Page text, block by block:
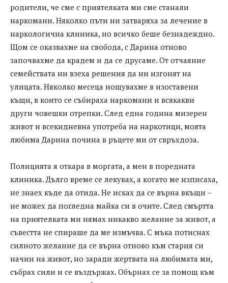
родители, че сме с приятелката ми сме станали
наркомани. Няколко пъти ни затваряха за лечение в
наркологична клиника, но всичко беше безнадеждно.
Щом се оказвахме на свобода, с Дарина отново
започвахме да крадем и да се друсаме. От отчаяние
семействата ни взеха решения да ни изгонят на
улицата. Няколко месеца нощувахме в изоставени
къщи, в които се събираха наркомани и всякакви
други човешки отрепки. След една година мизерен
живот и всекидневна употреба на наркотици, моята
любима Дарина почина в ръцете ми от свръхдоза.
Полицията я откара в моргата, а мен в поредната
клиника. Дълго време се лекувах, а когато ме изписаха,
не знаех къде да отида. Не исках да се върна вкъщи –
не можех да погледна майка си в очите. След смъртта
на приятелката ми нямах никакво желание за живот, а
съвестта не спираше да ме измъчва. С мъка потиснах
силното желание да се върна отново към стария си
начин на живот, но заради жертвата на любимата ми,
събрах сили и се въздържах. Обърнах се за помощ към